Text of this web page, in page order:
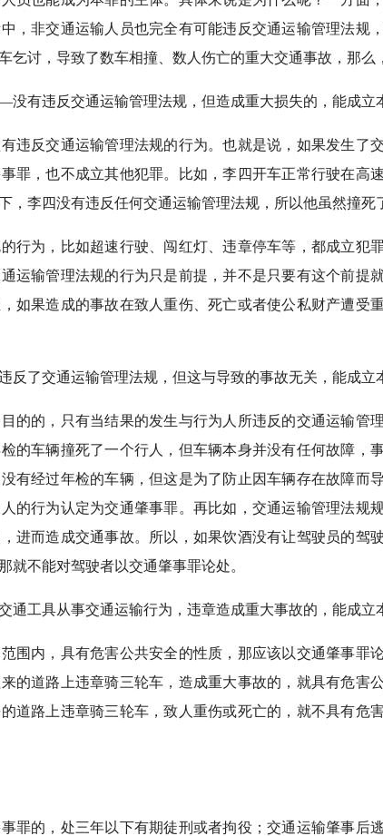
，非交通运输人员也完全有可能违反交通运输管理法规
乞讨，导致了数车相撞、数人伤亡的重大交通事故，那么
有违反交通运输管理法规，但造成重大损失的，能成立
违反交通运输管理法规的行为。也就是说，如果发生了
罪，也不成立其他犯罪。比如，李四开车正常行驶在高
，李四没有违反任何交通运输管理法规，所以他虽然撞死
行为，比如超速行驶、闯红灯、违章停车等，都成立犯
运输管理法规的行为只是前提，并不是只要有这个前提
如果造成的事故在致人重伤、死亡或者使公私财产遭受
了交通运输管理法规，但这与导致的事故无关，能成立
的的，只有当结果的发生与行为人所违反的交通运输管
的车辆撞死了一个行人，但车辆本身并没有任何故障，
有经过年检的车辆，但这是为了防止因车辆存在故障而
的行为认定为交通肇事罪。再比如，交通运输管理法规
进而造成交通事故。所以，如果饮酒没有让驾驶员的驾
就不能对驾驶者以交通肇事罪论处。
工具从事交通运输行为，违章造成重大事故的，能成立
围内，具有危害公共安全的性质，那应该以交通肇事罪
的道路上违章骑三轮车，造成重大事故的，就具有危害
道路上违章骑三轮车，致人重伤或死亡的，就不具有危
罪的，处三年以下有期徒刑或者拘役；交通运输肇事后